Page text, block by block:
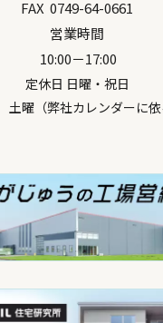
FAX 0749-64-0661
営業時間
10:00－17:00
定休日 日曜・祝日
（弊社カレンダーに依